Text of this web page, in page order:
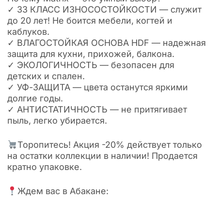
✓ 33 КЛАСС ИЗНОСОСТОЙКОСТИ — служит
до 20 лет! Не боится мебели, когтей и
каблуков.
✓ ВЛАГОСТОЙКАЯ ОСНОВА HDF — надежная
защита для кухни, прихожей, балкона.
✓ ЭКОЛОГИЧНОСТЬ — безопасен для
детских и спален.
✓ УФ-ЗАЩИТА — цвета останутся яркими
долгие годы.
✓ АНТИСТАТИЧНОСТЬ — не притягивает
пыль, легко убирается.
Торопитесь! Акция -20% действует только
на остатки коллекции в наличии! Продается
кратно упаковке.
Ждем вас в Абакане: